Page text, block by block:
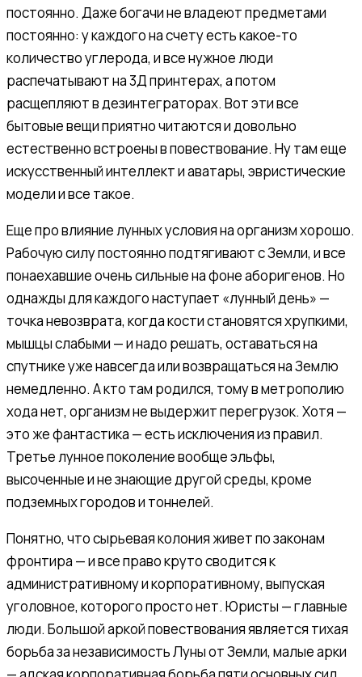
постоянно. Даже богачи не владеют предметами
постоянно: у каждого на счету есть какое-то
количество углерода, и все нужное люди
распечатывают на 3Д принтерах, а потом
расщепляют в дезинтеграторах. Вот эти все
бытовые вещи приятно читаются и довольно
естественно встроены в повествование. Ну там еще
искусственный интеллект и аватары, эвристические
модели и все такое.
Еще про влияние лунных условия на организм хорошо.
Рабочую силу постоянно подтягивают с Земли, и все
понаехавшие очень сильные на фоне аборигенов. Но
однажды для каждого наступает «лунный день» —
точка невозврата, когда кости становятся хрупкими,
мышцы слабыми — и надо решать, оставаться на
спутнике уже навсегда или возвращаться на Землю
немедленно. А кто там родился, тому в метрополию
хода нет, организм не выдержит перегрузок. Хотя —
это же фантастика — есть исключения из правил.
Третье лунное поколение вообще эльфы,
высоченные и не знающие другой среды, кроме
подземных городов и тоннелей.
Понятно, что сырьевая колония живет по законам
фронтира — и все право круто сводится к
административному и корпоративному, выпуская
уголовное, которого просто нет. Юристы — главные
люди. Большой аркой повествования является тихая
борьба за независимость Луны от Земли, малые арки